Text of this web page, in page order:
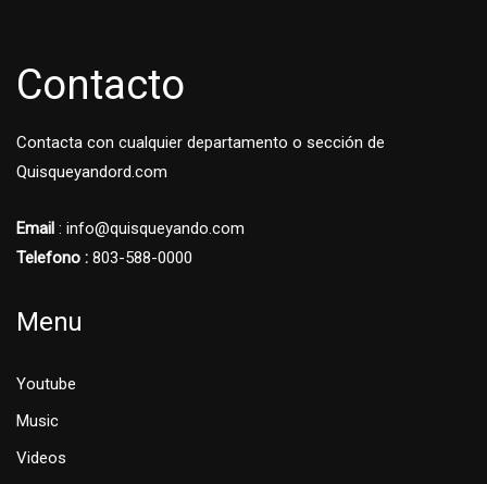
Contacto
Contacta con cualquier departamento o sección de
Quisqueyandord.com
Email : info@quisqueyando.com
Telefono : 803-588-0000
Menu
Youtube
Music
Videos